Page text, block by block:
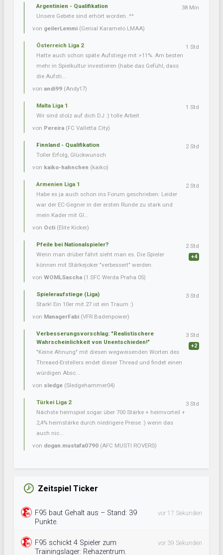
Argentinien - Qualifikation
Unsere Gebete sind erhört worden..^^
von geilerLemmi (Genial Karamelo LMAA)
38 Min
Österreich Liga 2
Hatte auch schon späte Aufstiege mit >11%. Am besten
mehr in Spielkultur investieren (habe das Gefühl, dass
die Aufsti...
von andi99 (Andy17)
1 Std
Malta Liga 1
Wir sind stolz auf dich DJ :) tolle Arbeit
von Pereira (FC Valletta City)
1 Std
Finnland - Qualifikation
Toller Erfolg, Glückwunsch
von kaiko-hahnchen (kaiko)
2 Std
Armenien Liga 1
Habe es ja auch schon ins Forum geschrieben: Leider
war der EC-Gegner in der ersten Runde zu stark und
mein Kader mit Gl...
von Octi (Elite Kicker)
2 Std
Pfeile bei Nationalspieler?
Wenn man drüber fährt sieht man es. Die Spieler
können mit Stärkejoker "verbessert" werden.
von WOMLSascha (1.SFC Werda Praha 05)
2 Std
+4
Spieleraufstiege (Liga)
Stark! Ein 10er mit 27 ist ein Traum :)
von ManagerFabi (VFR Badenpower)
3 Std
Verbesserungsvorschlag: "Realistischere
Wahrscheinlichkeit von Unentschieden!"
"Keine Ahnung" mit diesen wegweisenden Worten des
Threaed-Erstellers endet dieser Thread und findet einen
würdigen Absc...
von sledge (Sledgehammer04)
3 Std
+2
Türkei Liga 2
Nächste heimspiel sogar über 700 Stärke + heimvorteil +
2,4% heimstärke durch niedrigere Preise :) wenn das
auch nic...
von dogan.mustafa0790 (AFC MUSTI ROVERS)
3 Std
Zeitspiel Ticker
F95 baut Gehalt aus – Stand: 39
Punkte.
vor 17 Sekunden
F95 schickt 4 Spieler zum
Trainingslager: Rehazentrum.
vor 39 Sekunden